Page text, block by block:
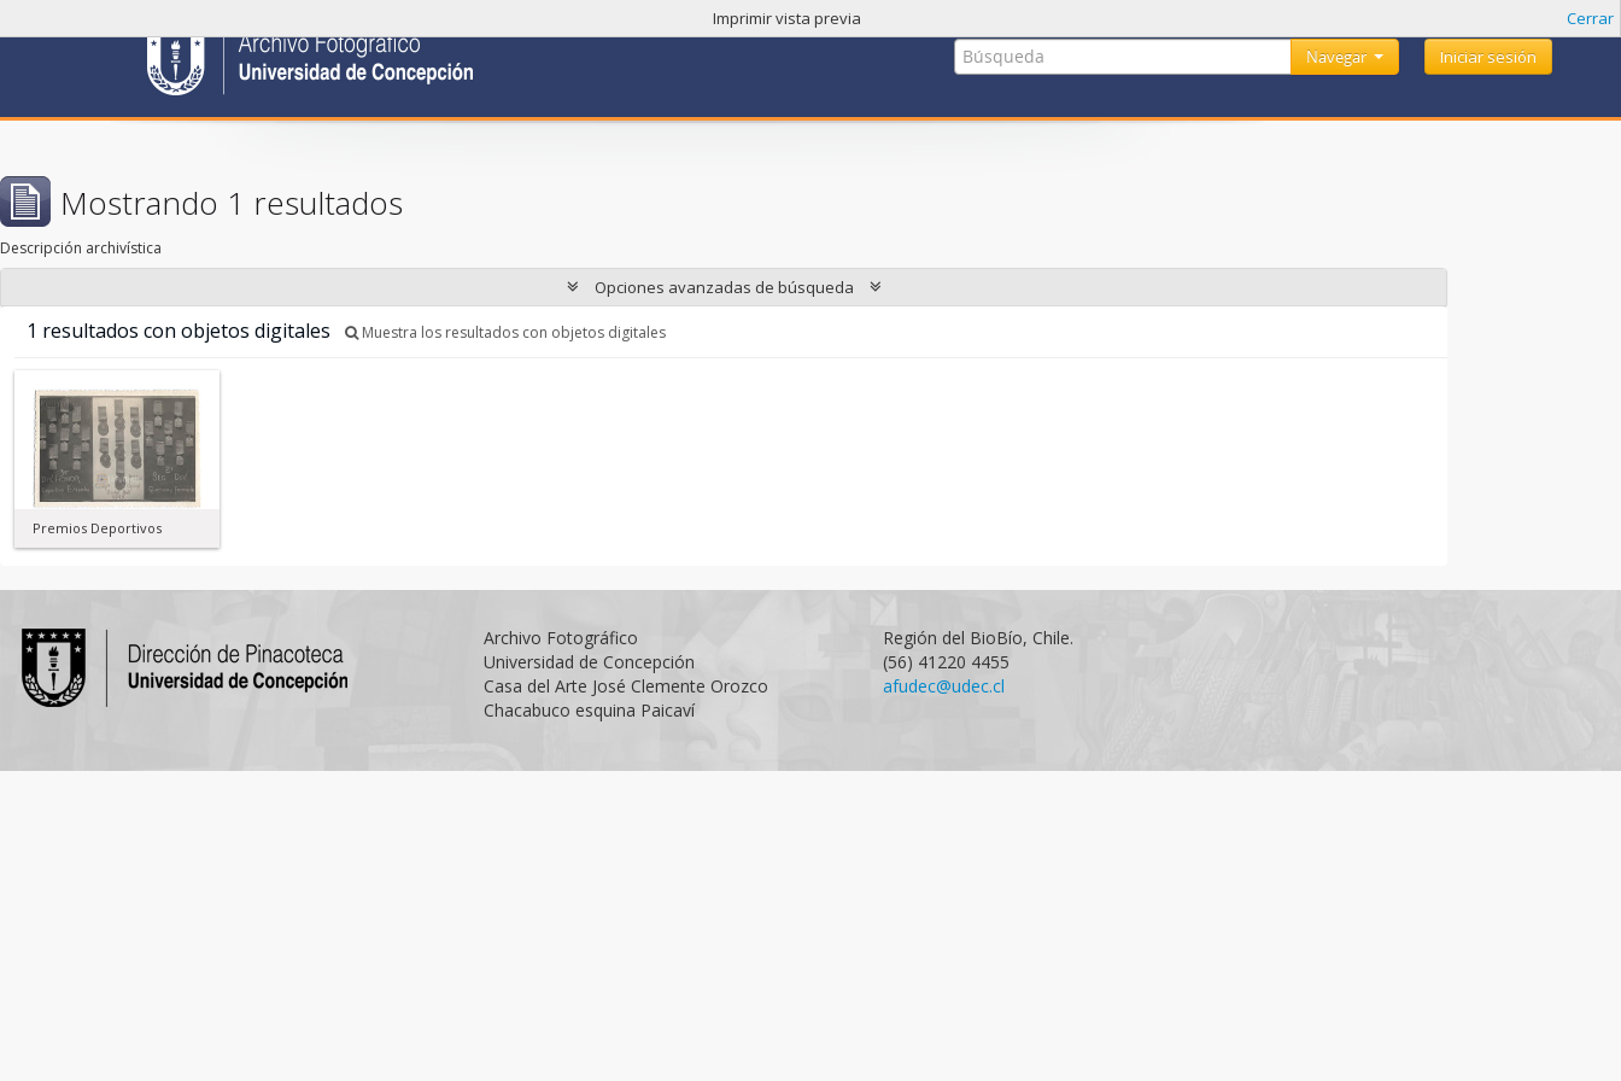
Iniciar sesión
Navegar
Imprimir vista previa Cerrar
Mostrando 1 resultados
Descripción archivística
Opciones avanzadas de búsqueda
1 resultados con objetos digitales Muestra los resultados con objetos digitales
Premios Deportivos
Archivo Fotográfico
Universidad de Concepción
Casa del Arte José Clemente Orozco
Chacabuco esquina Paicaví
Región del BioBío, Chile.
(56) 41220 4455
afudec@udec.cl